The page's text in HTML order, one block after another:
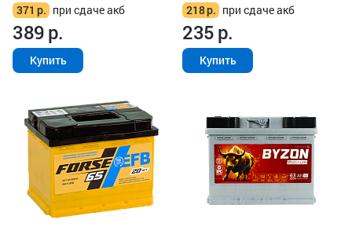
371 р. при сдаче акб
389р.
Купить
218р. при сдаче акб
235р.
Купить